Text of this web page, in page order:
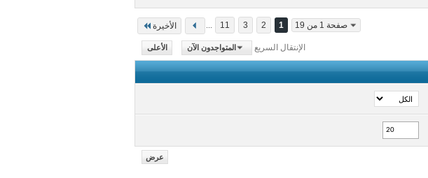
صفحة 1 من 19 1
2
3
11 الأخيرة
الإنتقال السريع المتواجدون الآن الأعلى